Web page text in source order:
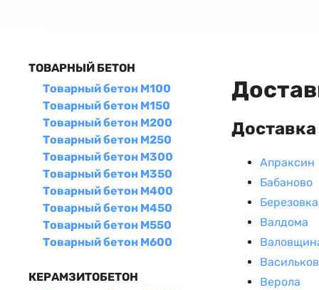
ТОВАРНЫЙ БЕТОН
Товарный бетон М100
Товарный бетон М150
Товарный бетон М200
Товарный бетон М250
Товарный бетон М300
Товарный бетон М350
Товарный бетон М400
Товарный бетон М450
Товарный бетон М550
Товарный бетон М600
КЕРАМЗИТОБЕТОН
Доставка
Апраксин
Бабаново
Березовка
Валдома
Верола